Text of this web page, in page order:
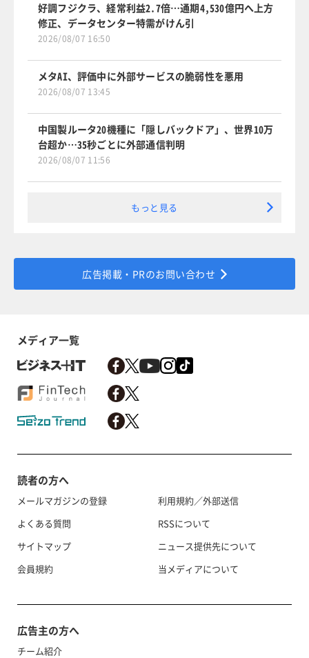
好調フジクラ、経常利益2.7倍…通期4,530億円へ上方
修正、データセンター特需がけん引
2026/08/07 16:50
メタAI、評価中に外部サービスの脆弱性を悪用
2026/08/07 13:45
中国製ルータ20機種に「隠しバックドア」、世界10万
台超か…35秒ごとに外部通信判明
2026/08/07 11:56
もっと見る
広告掲載・PRのお問い合わせ
メディア一覧
読者の方へ
メールマガジンの登録
よくある質問
サイトマップ
会員規約
利用規約／外部送信
RSSについて
ニュース提供先について
当メディアについて
広告主の方へ
チーム紹介